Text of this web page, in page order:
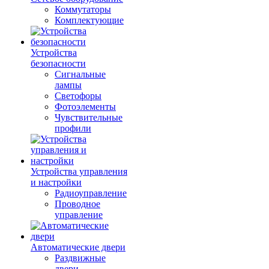
Коммутаторы
Комплектующие
Устройства
безопасности
Сигнальные
лампы
Светофоры
Фотоэлементы
Чувствительные
профили
Устройства управления
и настройки
Радиоуправление
Проводное
управление
Автоматические двери
Раздвижные